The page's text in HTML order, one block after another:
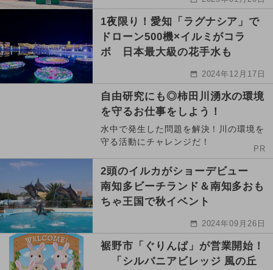
1夜限り！愛知「ラグナシア」で
ドローン500機×イルミがコラ
ボ 日本最大級の花手水も
2024年12月17日
自由研究にも◎柿田川湧水の環境
を守るお仕事をしよう！
水中で発生した問題を解決！川の環境を
守る活動にチャレンジだ！
PR
2頭のイルカがショーデビュー
南知多ビーチランド＆南知多おも
ちゃ王国で秋イベント
2024年09月26日
裾野市「ぐりんぱ」が営業開始！
「シルバニアビレッジ 風の丘